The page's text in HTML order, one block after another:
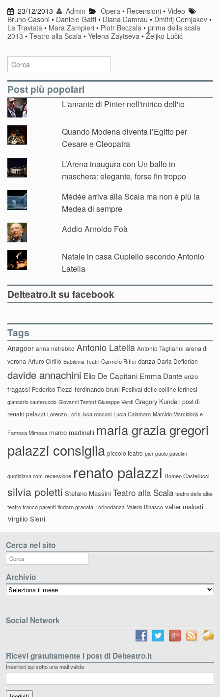
23/12/2013 Admin Opera• Recensioni• Video
Bruno Casoni • Daniele Gatti • Diana Damrau • Dmitrij Černjakov •
La Traviata • Mara Zampieri • Piotr Beczala • prima della scala
2013 • Teatro alla Scala • Yelena Zaytseva • Željko Lučić
Post più popolari
L'amante di Pinter nell'intrico dell'io
Quando Modena diventa l’Egitto per
Cesare e Cleopatra
L’Arena inaugura con Un ballo in
maschera: elegante, forse fin troppo
Médée arriva alla Scala ma non è più la
Medea di sempre
Addio Arnoldo Foà
Natale in casa Cupiello secondo Antonio
Latella
Delteatro.it su facebook
Tags
Anagoor anna netrebko Antonio Latella Antonio Tagliarini arena di
verona Arturo Cirillo Babilonia Teatri Carmelo Rifici danza Daria Deflorian
davide annachini Elio De Capitani Emma Dante enzo
fragassi Federico Tiezzi ferdinando bruni Festival delle colline torinesi
giancarlo cauteruccio Giovanni Testori Giuseppe Verdi Gregory Kunde i post di
renato palazzi Lorenzo Loris luca ronconi Lucia Calamaro Marcido Marcidorjs e
Famosa Mimosa marco martinelli maria grazia gregori
palazzi consiglia piccolo teatro pier paolo pasolini
quotidiana.com recensione renato palazzi Romeo Castellucci
silvia poletti Stefano Massini Teatro alla Scala teatro delle albe
teatro franco parenti tindaro granata Torinodanza Valerio Binasco valter malosti
Virgilio Sieni
Cerca nel sito
Archivio
Archivio
Social Network
Ricevi gratuitamente i post di Delteatro.it
Inserisci qui sotto una mail valida